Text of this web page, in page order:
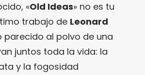
«Old Ideas» no es tu
trabajo de Leonard
parecido al polvo de una
juntos toda la vida: la
y la fogosidad